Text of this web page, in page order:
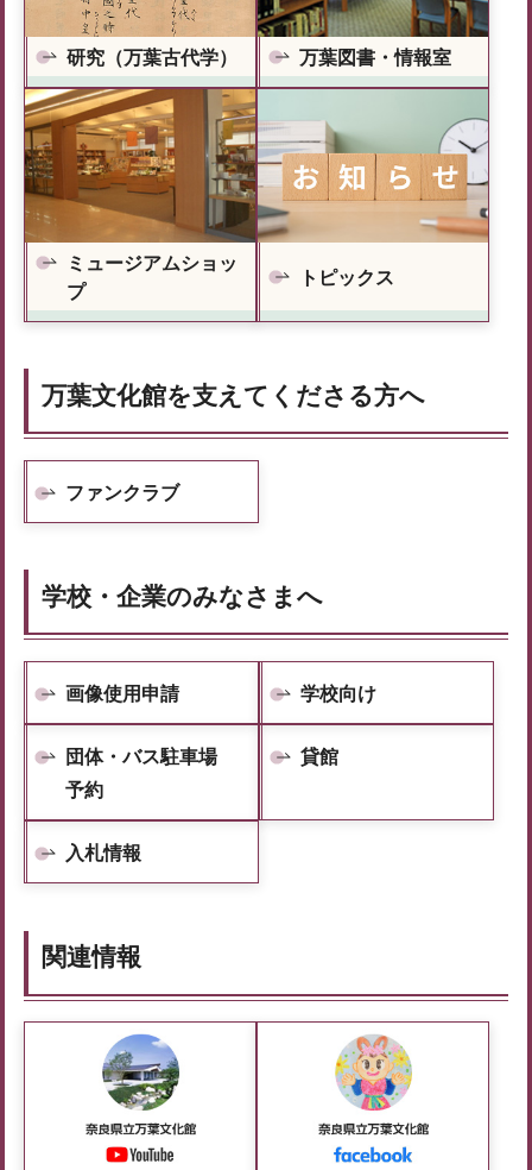
研究（万葉古代学） 万葉図書・情報室
ミュージアムショッ
プ
トピックス
万葉文化館を支えてくださる方へ
ファンクラブ
学校・企業のみなさまへ
画像使用申請 学校向け
団体・バス駐車場
予約
貸館
入札情報
関連情報